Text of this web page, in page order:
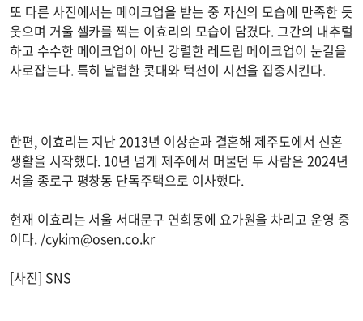
또 다른 사진에서는 메이크업을 받는 중 자신의 모습에 만족한 듯
웃으며 거울 셀카를 찍는 이효리의 모습이 담겼다. 그간의 내추럴
하고 수수한 메이크업이 아닌 강렬한 레드립 메이크업이 눈길을
사로잡는다. 특히 날렵한 콧대와 턱선이 시선을 집중시킨다.
한편, 이효리는 지난 2013년 이상순과 결혼해 제주도에서 신혼
생활을 시작했다. 10년 넘게 제주에서 머물던 두 사람은 2024년
서울 종로구 평창동 단독주택으로 이사했다.
현재 이효리는 서울 서대문구 연희동에 요가원을 차리고 운영 중
이다. /cykim@osen.co.kr
[사진] SNS